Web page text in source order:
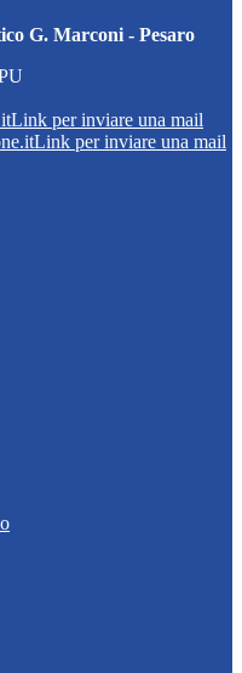
G. Marconi - Pesaro
Link per inviare una mail
Link per inviare una mail